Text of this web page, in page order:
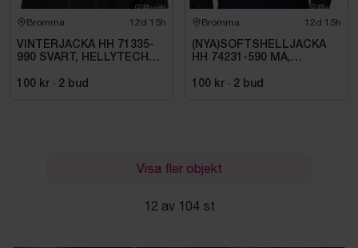
Bromma 12d 15h
VINTERJACKA HH 71335-
990 SVART, HELLYTECH
100 kr · 2 bud
Bromma 12d 15h
(NYA)SOFTSHELLJACKA
HH 74231-590 MA,
100 kr · 2 bud
Visa fler objekt
12 av 104 st